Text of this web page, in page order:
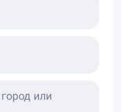
нельзя
растений,